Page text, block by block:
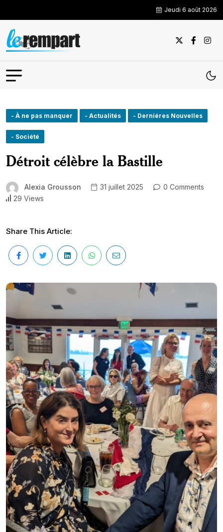
Jeudi 6 août 2026
- À ne pas manquer - Actualités - Derniéres Nouvelles
- Société
Détroit célèbre la Bastille
Alexia Grousson 31 juillet 2025
0 Comments
29 Views
Share This Article: